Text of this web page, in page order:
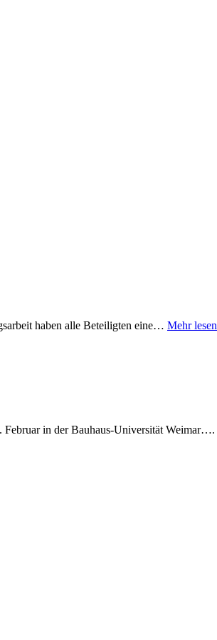
haben alle Beteiligten eine… Mehr lesen
Februar in der Bauhaus-Universität Weimar….